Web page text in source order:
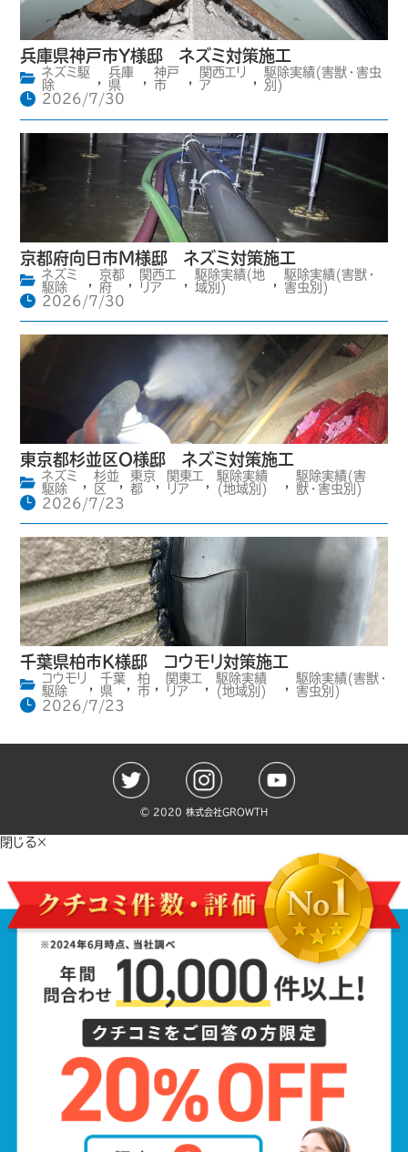
兵庫県神戸市Y様邸 ネズミ対策施工
ネズミ駆
除
兵庫
県
神戸
市
関西エリ
ア
駆除実績(害獣・害虫
別)
2026/7/30
京都府向日市M様邸 ネズミ対策施工
ネズミ
駆除
京都
府
関西エ
リア
駆除実績(地
域別)
駆除実績(害獣・
害虫別)
2026/7/30
東京都杉並区O様邸 ネズミ対策施工
ネズミ
駆除
,
杉並
区
,
東京
都
,
関東エ
リア
,
駆除実績
(地域別)
,
駆除実績(害
獣・害虫別)
2026/7/23
千葉県柏市K様邸 コウモリ対策施工
コウモリ
駆除
,
千葉
県
,
柏
市 ,
関東エ
リア
,
駆除実績
(地域別)
,
駆除実績(害獣・
害虫別)
2026/7/23
©️ 2020 株式会社GROWTH
閉じる×